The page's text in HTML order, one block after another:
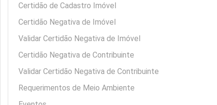
Certidão de Cadastro Imóvel
Certidão Negativa de Imóvel
Validar Certidão Negativa de Imóvel
Certidão Negativa de Contribuinte
Validar Certidão Negativa de Contribuinte
Requerimentos de Meio Ambiente